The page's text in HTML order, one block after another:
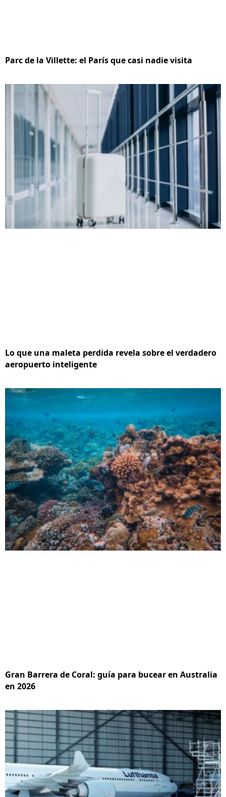
Parc de la Villette: el París que casi nadie visita
Lo que una maleta perdida revela sobre el verdadero
aeropuerto inteligente
Gran Barrera de Coral: guía para bucear en Australia
en 2026